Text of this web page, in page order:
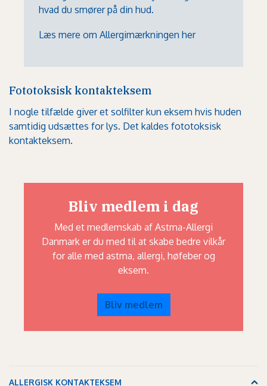
hvad du smører på din hud.
Læs mere om Allergimærkningen her
Fototoksisk kontakteksem
I nogle tilfælde giver et solfilter kun eksem hvis huden
samtidig udsættes for lys. Det kaldes fototoksisk
kontakteksem.
Bliv medlem i dag
Med et medlemskab af Astma-Allergi
Danmark er du med til at skabe bedre vilkår
for alle med astma, allergi, høfeber og
eksem.
Bliv medlem
ALLERGISK KONTAKTEKSEM